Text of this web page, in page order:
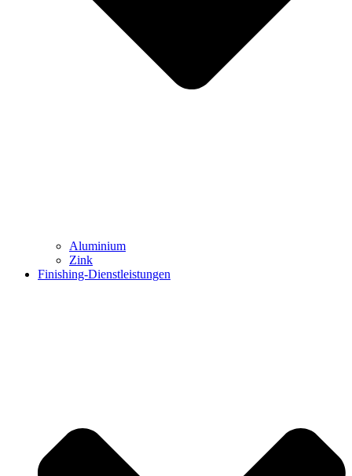
Aluminium
Zink
Finishing-Dienstleistungen